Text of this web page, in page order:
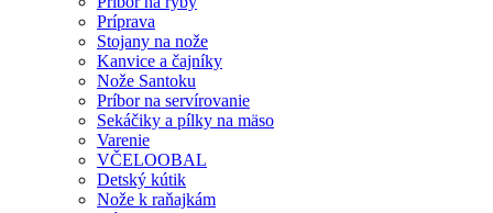
Príprava
Stojany na nože
Kanvice a čajníky
Nože Santoku
Príbor na servírovanie
Sekáčiky a pílky na mäso
Varenie
VČELOOBAL
Detský kútik
Nože k raňajkám